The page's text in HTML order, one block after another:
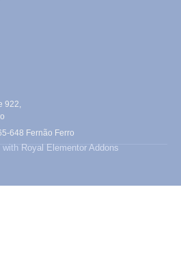
922,
648 Fernão Ferro
with Royal Elementor Addons